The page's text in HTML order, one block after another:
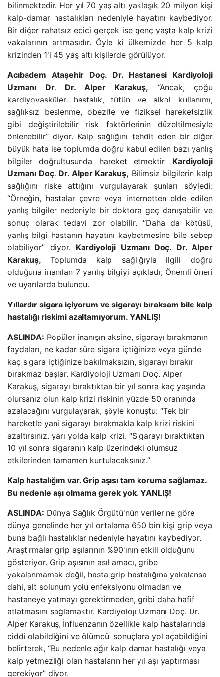
bilinmektedir. Her yıl 70 yaş altı yaklaşık 20 milyon kişi
kalp-damar hastalıkları nedeniyle hayatını kaybediyor.
Bir diğer rahatsız edici gerçek ise genç yaşta kalp krizi
vakalarının artmasıdır. Öyle ki ülkemizde her 5 kalp
krizinden 1'i 45 yaş altı kişilerde görülüyor.
Acıbadem Ataşehir Doç. Dr. Hastanesi Kardiyoloji
Uzmanı Dr. Dr. Alper Karakuş, “Ancak, çoğu
kardiyovasküler hastalık, tütün ve alkol kullanımı,
sağlıksız beslenme, obezite ve fiziksel hareketsizlik
gibi değiştirilebilir risk faktörlerinin düzeltilmesiyle
önlenebilir” diyor. Kalp sağlığını tehdit eden bir diğer
büyük hata ise toplumda doğru kabul edilen bazı yanlış
bilgiler doğrultusunda hareket etmektir. Kardiyoloji
Uzmanı Doç. Dr. Alper Karakuş, Bilimsiz bilgilerin kalp
sağlığını riske attığını vurgulayarak şunları söyledi:
“Örneğin, hastalar çevre veya internetten elde edilen
yanlış bilgiler nedeniyle bir doktora geç danışabilir ve
sonuç olarak tedavi zor olabilir. “Daha da kötüsü,
yanlış bilgi hastanın hayatını kaybetmesine bile sebep
olabiliyor” diyor. Kardiyoloji Uzmanı Doç. Dr. Alper
Karakuş, Toplumda kalp sağlığıyla ilgili doğru
olduğuna inanılan 7 yanlış bilgiyi açıkladı; Önemli öneri
ve uyarılarda bulundu.
Yıllardır sigara içiyorum ve sigarayı bıraksam bile kalp
hastalığı riskimi azaltamıyorum. YANLIŞ!
ASLINDA: Popüler inanışın aksine, sigarayı bırakmanın
faydaları, ne kadar süre sigara içtiğinize veya günde
kaç sigara içtiğinize bakılmaksızın, sigarayı bırakır
bırakmaz başlar. Kardiyoloji Uzmanı Doç. Alper
Karakuş, sigarayı bıraktıktan bir yıl sonra kaç yaşında
olursanız olun kalp krizi riskinin yüzde 50 oranında
azalacağını vurgulayarak, şöyle konuştu: “Tek bir
hareketle yani sigarayı bırakmakla kalp krizi riskini
azaltırsınız. yarı yolda kalp krizi. “Sigarayı bıraktıktan
10 yıl sonra sigaranın kalp üzerindeki olumsuz
etkilerinden tamamen kurtulacaksınız.”
Kalp hastalığım var. Grip aşısı tam koruma sağlamaz.
Bu nedenle aşı olmama gerek yok. YANLIŞ!
ASLINDA: Dünya Sağlık Örgütü'nün verilerine göre
dünya genelinde her yıl ortalama 650 bin kişi grip veya
buna bağlı hastalıklar nedeniyle hayatını kaybediyor.
Araştırmalar grip aşılarının %90'ının etkili olduğunu
gösteriyor. Grip aşısının asıl amacı, gribe
yakalanmamak değil, hasta grip hastalığına yakalansa
dahi, alt solunum yolu enfeksiyonu olmadan ve
hastaneye yatmayı gerektirmeden, gribi daha hafif
atlatmasını sağlamaktır. Kardiyoloji Uzmanı Doç. Dr.
Alper Karakuş, İnfluenzanın özellikle kalp hastalarında
ciddi olabildiğini ve ölümcül sonuçlara yol açabildiğini
belirterek, “Bu nedenle ağır kalp damar hastalığı veya
kalp yetmezliği olan hastaların her yıl aşı yaptırması
gerekiyor” diyor.